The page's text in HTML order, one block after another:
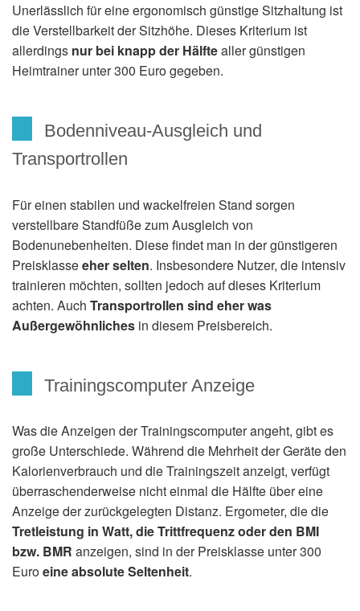
Unerlässlich für eine ergonomisch günstige Sitzhaltung ist
die Verstellbarkeit der Sitzhöhe. Dieses Kriterium ist
allerdings nur bei knapp der Hälftealler günstigen
Heimtrainer unter 300 Euro gegeben.
Bodenniveau-Ausgleich und
Transportrollen
Für einen stabilen und wackelfreien Stand sorgen
verstellbare Standfüße zum Ausgleich von
Bodenunebenheiten. Diese findet man in der günstigeren
Preisklasseeher selten. Insbesondere Nutzer, die intensiv
trainieren möchten, sollten jedoch auf dieses Kriterium
achten. Auch Transportrollen sind eher was
Außergewöhnliches in diesem Preisbereich.
Trainingscomputer Anzeige
Was die Anzeigen der Trainingscomputer angeht, gibt es
große Unterschiede. Während die Mehrheit der Geräte den
Kalorienverbrauch und die Trainingszeit anzeigt, verfügt
überraschenderweise nicht einmal die Hälfte über eine
Anzeige der zurückgelegten Distanz. Ergometer, die die
Tretleistung in Watt, die Trittfrequenz oder den BMI
bzw. BMR anzeigen, sind in der Preisklasse unter 300
Euroeine absolute Seltenheit.